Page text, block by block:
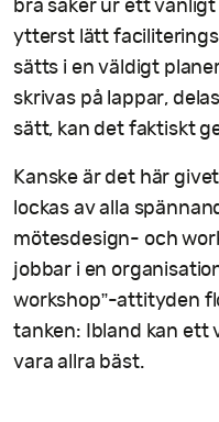
bra saker ur ett
ytterst lätt
sätts i en väldigt
skrivas på lappar,
sätt, kan det faktiskt
Kanske är det här
lockas av alla
mötesdesign- och
jobbar i en
workshop”-attityden
tanken: Ibland kan ett
vara allra bäst.